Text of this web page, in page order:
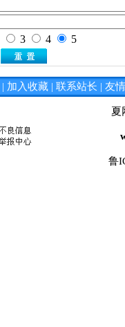
| 加入收藏 | 联系站长 | 友
夏
鲁